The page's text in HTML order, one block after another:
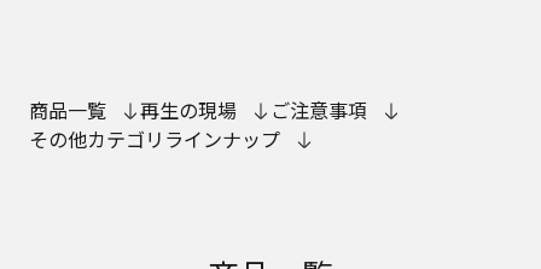
商品一覧 再生の現場
ご注意事項
その他カテゴリラインナップ